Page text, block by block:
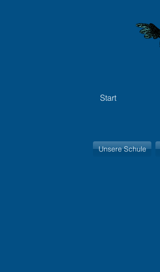
Start
Unsere Schule